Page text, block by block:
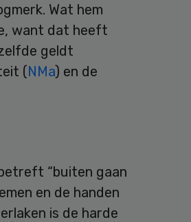
Wat hem
want dat heeft
geldt
(NMa) en de
“buiten gaan
en de handen
is de harde